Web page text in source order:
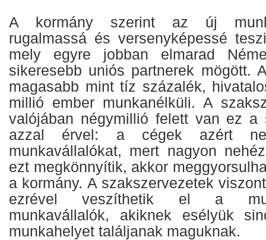
A kormány szerint az új
rugalmassá és versenyképessé
mely egyre jobban elmarad
sikeresebb uniós partnerek mögött.
magasabb mint tíz százalék,
millió ember munkanélküli. A
valójában négymillió felett van ez a
azzal érvel: a cégek azért
munkavállalókat, mert nagyon
ezt megkönnyítik, akkor
a kormány. A szakszervezetek
ezrével veszíthetik el a
munkavállalók, akiknek esélyük
munkahelyet találjanak maguknak.